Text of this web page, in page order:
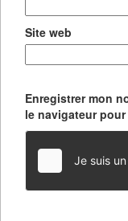
Site web
Enregistrer mon
le navigateur